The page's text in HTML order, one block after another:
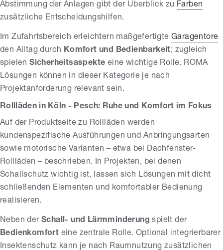
Abstimmung der Anlagen gibt der Überblick zu Farben
zusätzliche Entscheidungshilfen.
Im Zufahrtsbereich erleichtern maßgefertigte Garagentore
den Alltag durch Komfort und Bedienbarkeit; zugleich
spielenSicherheitsaspekte eine wichtige Rolle. ROMA
Lösungen können in dieser Kategorie je nach
Projektanforderung relevant sein.
Rollläden in Köln - Pesch: Ruhe und Komfort im Fokus
Auf der Produktseite zu Rollläden werden
kundenspezifische Ausführungen und Anbringungsarten
sowie motorische Varianten – etwa bei Dachfenster-
Rollläden – beschrieben. In Projekten, bei denen
Schallschutz wichtig ist, lassen sich Lösungen mit dicht
schließenden Elementen und komfortabler Bedienung
realisieren.
Neben der Schall- und Lärmminderung spielt der
Bedienkomfort eine zentrale Rolle. Optional integrierbarer
Insektenschutz kann je nach Raumnutzung zusätzlichen